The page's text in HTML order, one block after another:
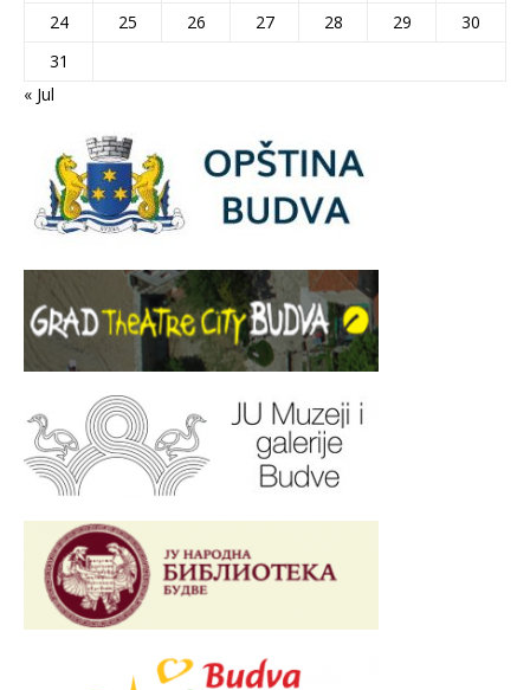
24
25 26 27 28 29
30
31
« Jul